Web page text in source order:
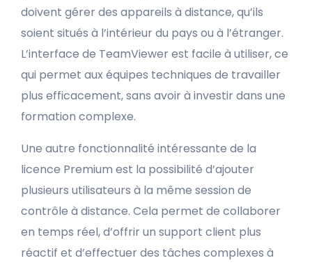
doivent gérer des appareils à distance, qu’ils
soient situés à l’intérieur du pays ou à l’étranger.
L’interface de TeamViewer est facile à utiliser, ce
qui permet aux équipes techniques de travailler
plus efficacement, sans avoir à investir dans une
formation complexe.
Une autre fonctionnalité intéressante de la
licence Premium est la possibilité d’ajouter
plusieurs utilisateurs à la même session de
contrôle à distance. Cela permet de collaborer
en temps réel, d’offrir un support client plus
réactif et d’effectuer des tâches complexes à